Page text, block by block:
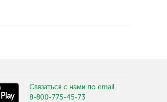
Связаться с нами по email
8-800-775-45-73